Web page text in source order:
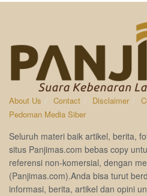
About Us Contact Disclaimer
Pedoman Media Siber
Seluruh materi baik artikel, berita,
situs Panjimas.com bebas copy
referensi non-komersial, dengan
(Panjimas.com).Anda bisa turut
informasi, berita, artikel dan opini